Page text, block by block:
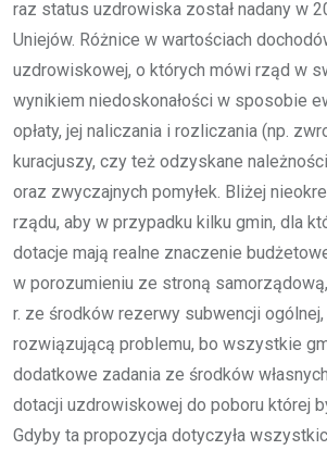
raz status uzdrowiska został nadany w
Uniejów. Różnice w wartościach
uzdrowiskowej, o których mówi rząd w
wynikiem niedoskonałości w sposobie
opłaty, jej naliczania i rozliczania (np.
kuracjuszy, czy też odzyskane
oraz zwyczajnych pomyłek. Bliżej
rządu, aby w przypadku kilku gmin, dla
dotacje mają realne znaczenie
w porozumieniu ze stroną
r. ze środków rezerwy subwencji
rozwiązującą problemu, bo wszystkie
dodatkowe zadania ze środków
dotacji uzdrowiskowej do poboru której
Gdyby ta propozycja dotyczyła